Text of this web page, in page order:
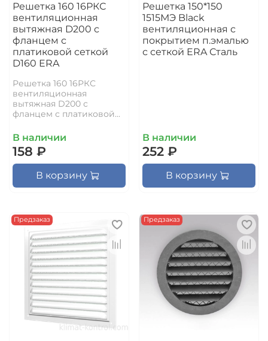
Решетка 160 16РКС
вентиляционная
вытяжная D200 с
фланцем с
платиковой сеткой
D160 ERA
Решетка 160 16РКС
вентиляционная
вытяжная D200 с
фланцем с платиковой...
В наличии
158 ₽
В корзину
Решетка 150*150
1515МЭ Black
вентиляционная с
покрытием п.эмалью
с сеткой ERA Сталь
В наличии
252 ₽
В корзину
Предзаказ Предзаказ